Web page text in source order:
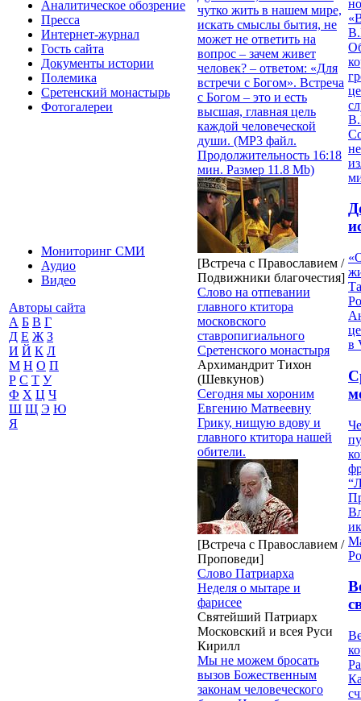
Аналитическое обозрение
Пресса
Интернет-журнал
Гость сайта
Документы истории
Полемика
Сретенский монастырь
Фотогалереи
Мониторинг СМИ
Аудио
Видео
Авторы сайта
А Б В Г
Д Е Ж З
И Й К Л
М Н О П
Р С Т У
Ф Х Ц Ч
Ш Щ Э Ю
Я
чутко жить в нашем мире,
искать смыслы бытия, не
может не ответить на
вопрос – зачем живет
человек? – ответом: «Для
встречи с Богом». Встреча
с Богом – это и есть
высшая, главная цель
каждой человеческой
души. (MP3 файл.
Продолжительность 16:18
мин. Размер 11.8 Mb)
[Встреча с Православием /
Подвижники благочестия]
Слово на отпевании
главного ктитора
московского
ставропигиального
Сретенского монастыря
Архимандрит Тихон
(Шевкунов)
Сегодня мы хороним
Евгению Матвеевну
Грику, нищую вдову и
главного ктитора нашей
обители.
[Встреча с Православием /
Проповеди]
Слово Патриарха
Неделя о мытаре и
фарисее
Святейший Патриарх
Московский и всея Руси
Кирилл
Мы не можем бросать
вызов Божественным
законам человеческого
в